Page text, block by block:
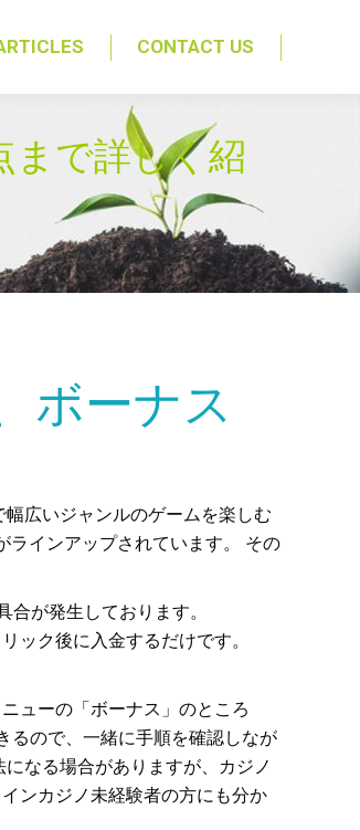
CONTACT US
まで詳しく紹
ボーナス
広いジャンルのゲームを楽しむ
ラインアップされています。 その
が発生しております。
ック後に入金するだけです。
ューの「ボーナス」のところ
るので、一緒に手順を確認しなが
なる場合がありますが、カジノ
ンカジノ未経験者の方にも分か